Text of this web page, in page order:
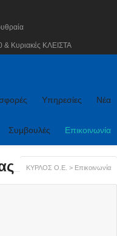
& Κυριακές ΚΛΕΙΣΤΑ
Υπηρεσίες Νέα
Συμβουλές Επικοινωνία
ΚΥΡΛΟΣ Ο.Ε. > Επικοινωνία